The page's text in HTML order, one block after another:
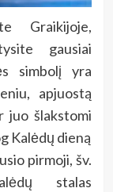
Graikijoje,
gausiai
simbolį yra
apjuostą
juo šlakstomi
Kalėdų dieną
pirmoji, šv.
stalas